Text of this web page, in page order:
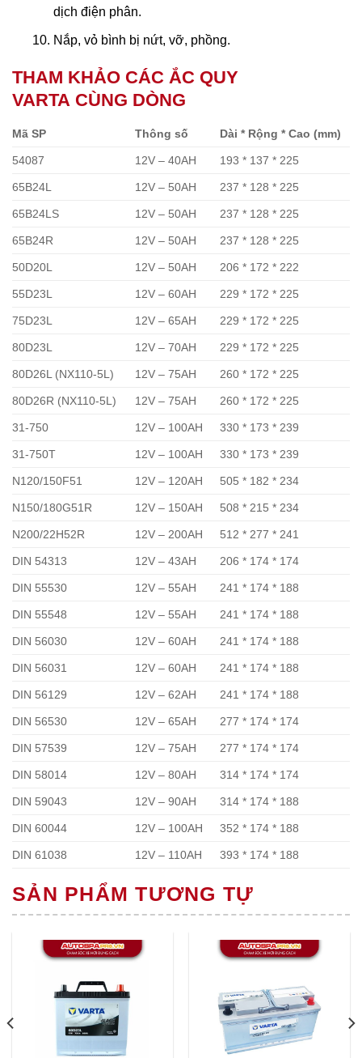
dịch điện phân.
Nắp, vỏ bình bị nứt, vỡ, phồng.
THAM KHẢO CÁC ẮC QUY
VARTA CÙNG DÒNG
Mã SP Thông số Dài * Rộng * Cao (mm)
54087 12V – 40AH 193 * 137 * 225
65B24L 12V – 50AH 237 * 128 * 225
65B24LS 12V – 50AH 237 * 128 * 225
65B24R 12V – 50AH 237 * 128 * 225
50D20L 12V – 50AH 206 * 172 * 222
55D23L 12V – 60AH 229 * 172 * 225
75D23L 12V – 65AH 229 * 172 * 225
80D23L 12V – 70AH 229 * 172 * 225
80D26L (NX110-5L) 12V – 75AH 260 * 172 * 225
80D26R (NX110-5L) 12V – 75AH 260 * 172 * 225
31-750 12V – 100AH 330 * 173 * 239
31-750T 12V – 100AH 330 * 173 * 239
N120/150F51 12V – 120AH 505 * 182 * 234
N150/180G51R 12V – 150AH 508 * 215 * 234
N200/22H52R 12V – 200AH 512 * 277 * 241
DIN 54313 12V – 43AH 206 * 174 * 174
DIN 55530 12V – 55AH 241 * 174 * 188
DIN 55548 12V – 55AH 241 * 174 * 188
DIN 56030 12V – 60AH 241 * 174 * 188
DIN 56031 12V – 60AH 241 * 174 * 188
DIN 56129 12V – 62AH 241 * 174 * 188
DIN 56530 12V – 65AH 277 * 174 * 174
DIN 57539 12V – 75AH 277 * 174 * 174
DIN 58014 12V – 80AH 314 * 174 * 174
DIN 59043 12V – 90AH 314 * 174 * 188
DIN 60044 12V – 100AH 352 * 174 * 188
DIN 61038 12V – 110AH 393 * 174 * 188
SẢN PHẨM TƯƠNG TỰ